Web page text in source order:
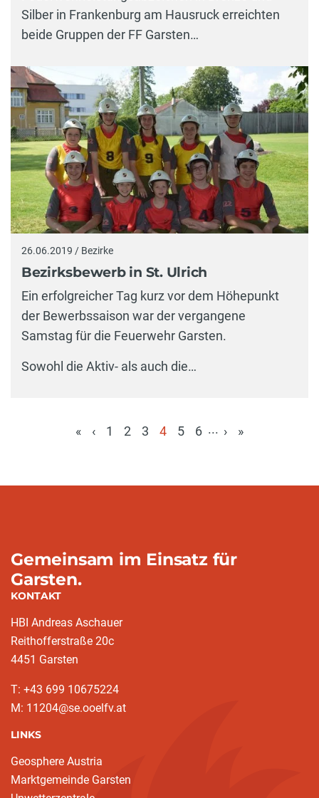
Silber in Frankenburg am Hausruck erreichten
beide Gruppen der FF Garsten…
26.06.2019 / Bezirke
Bezirksbewerb in St. Ulrich
Ein erfolgreicher Tag kurz vor dem Höhepunkt
der Bewerbssaison war der vergangene
Samstag für die Feuerwehr Garsten.
Sowohl die Aktiv- als auch die…
« ‹ 1 2 3
4
5 6 ... › »
Gemeinsam im Einsatz für
Garsten.
KONTAKT
HBI Andreas Aschauer
Reithofferstraße 20c
4451 Garsten
T: ‭+43 699 10675224‬
M: 11204@se.ooelfv.at
LINKS
Geosphere Austria
Marktgemeinde Garsten